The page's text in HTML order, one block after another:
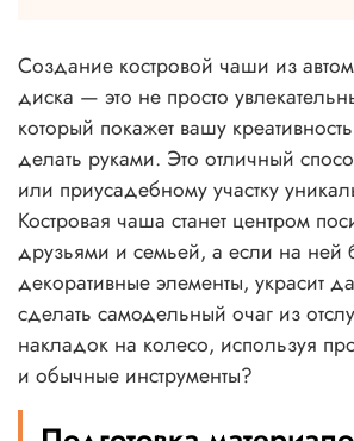
Создание костровой чаши из
диска — это не просто
который покажет вашу
делать руками. Это отличный
или приусадебному участку
Костровая чаша станет центром
друзьями и семьей, а если на ней
декоративные элементы, украсит
сделать самодельный очаг из
накладок на колесо, используя
и обычные инструменты?